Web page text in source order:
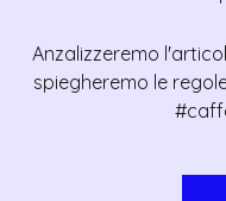
Anzalizzeremo
spiegheremo le